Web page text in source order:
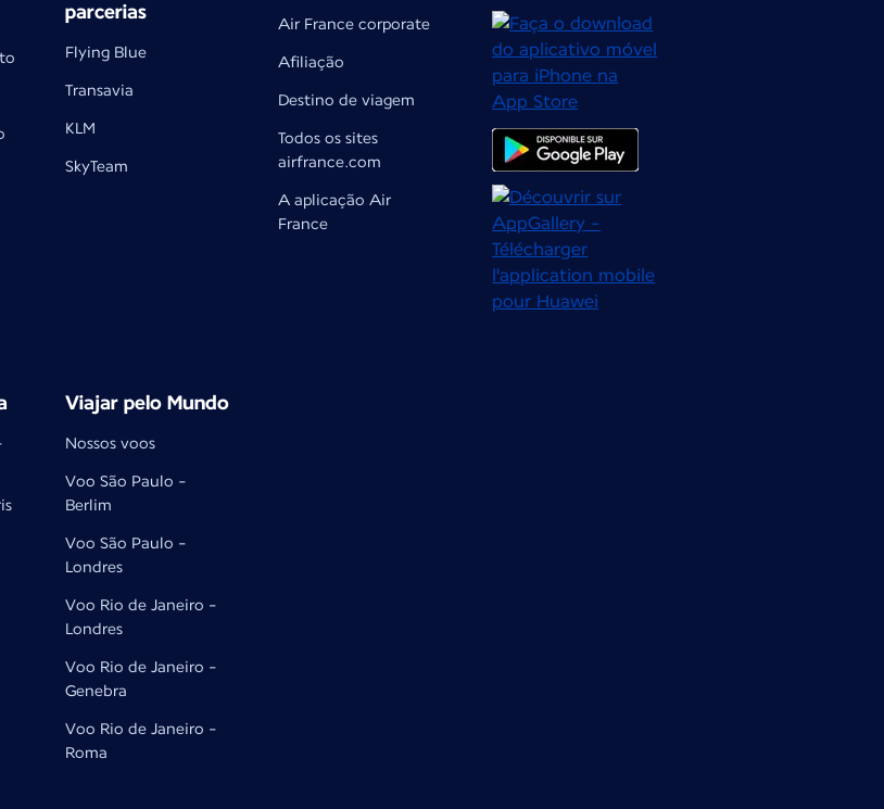
parcerias
Flying Blue
Transavia
KLM
SkyTeam
Air France corporate
Afiliação
Destino de viagem
Todos os sites
airfrance.com
A aplicação Air
France
Viajar pelo Mundo
Nossos voos
Voo São Paulo -
Berlim
Voo São Paulo -
Londres
Voo Rio de Janeiro -
Londres
Voo Rio de Janeiro -
Genebra
Voo Rio de Janeiro -
Roma